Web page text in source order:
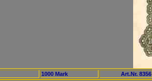
1000 Mark
Art.Nr. 8356